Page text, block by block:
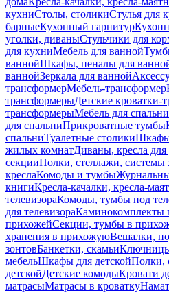
кухниСтолы, столикиСтулья для
барныеКухонный гарнитур
уголки, диваныСтульчики для
для кухниМебель для ванной
ваннойШкафы, пеналы для
ваннойЗеркала для ванной
трансформерМебель-трансформер
трансформерыДетские кроватки-
трансформерыМебель для спальни
для спальниПрикроватные тумбы
спальниТуалетные столикиШкафы
жилых комнатДиваны, кресла для
секцииПолки, стеллажи, системы
креслаКомоды и тумбы
книгиКресла-качалки, кресла-
телевизораКомоды, тумбы под
для телевизораКаминокомплекты
прихожейСекции, тумбы в
хранения в прихожуюВешалки,
зонтовБанкетки, скамьи
мебельШкафы для детскойПолки,
детскойДетские комодыКровати
матрасыМатрасы в кроватку